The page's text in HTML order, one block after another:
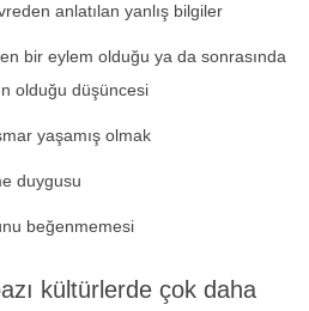
anlatılan yanlış bilgiler
bir eylem olduğu ya da sonrasında
olduğu düşüncesi
yaşamış olmak
duygusu
beğenmemesi
kültürlerde çok daha